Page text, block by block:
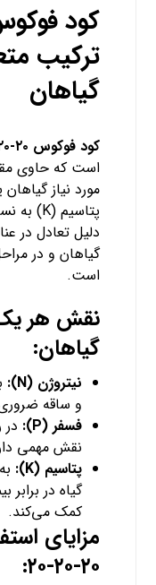
ترکیب
گیاهان
کود فوکوس ۲۰-۲۰-۲۰
است که حاوی
دلیل تعادل در
گیاهان و در
است.
نقش هر یک
گیاهان:
نیتروژن (N):
و ساقه
فسفر (P):
نقش مهمی
پتاسیم (K):
گیاه در
کمک می‌کند.
مزایای
۲۰-۲۰-۲۰: